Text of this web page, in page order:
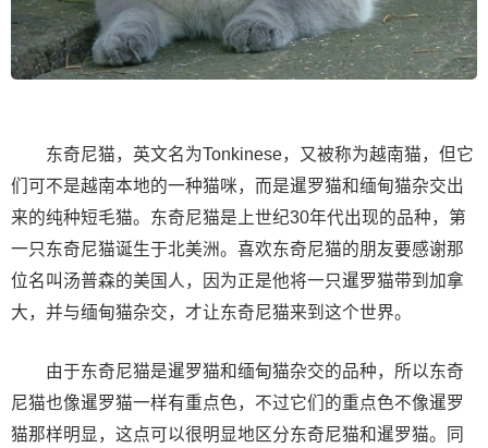
东奇尼猫，英文名为Tonkinese，又被称为越南猫，但它
们可不是越南本地的一种猫咪，而是暹罗猫和缅甸猫杂交出
来的纯种短毛猫。东奇尼猫是上世纪30年代出现的品种，第
一只东奇尼猫诞生于北美洲。喜欢东奇尼猫的朋友要感谢那
位名叫汤普森的美国人，因为正是他将一只暹罗猫带到加拿
大，并与缅甸猫杂交，才让东奇尼猫来到这个世界。
由于东奇尼猫是暹罗猫和缅甸猫杂交的品种，所以东奇
尼猫也像暹罗猫一样有重点色，不过它们的重点色不像暹罗
猫那样明显，这点可以很明显地区分东奇尼猫和暹罗猫。同